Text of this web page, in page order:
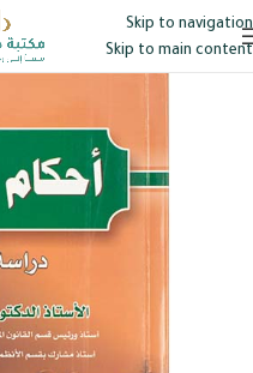
Skip to navigation
Skip to main content